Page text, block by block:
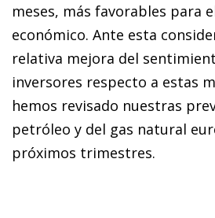
meses, más favorables para
económico. Ante esta
relativa mejora del
inversores respecto a estas
hemos revisado nuestras
petróleo y del gas natural
próximos trimestres.